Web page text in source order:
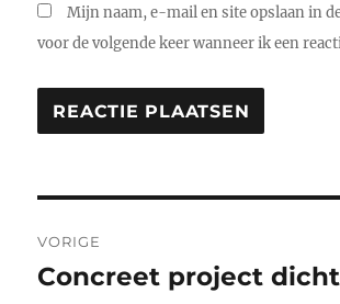
Mijn naam, e-mail en site opslaan in
voor de volgende keer wanneer ik een
navigatie
VORIGE
Vorig
Concreet project